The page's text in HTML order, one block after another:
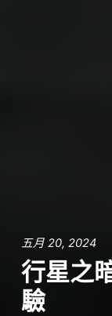
五月 20, 2024
行星之
驗